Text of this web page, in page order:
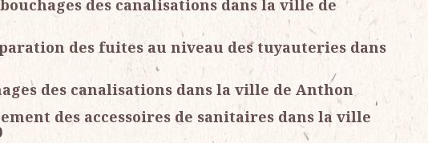
des canalisations dans la ville de
des fuites au niveau des tuyauteries dans
des canalisations dans la ville de Anthon
des accessoires de sanitaires dans la ville